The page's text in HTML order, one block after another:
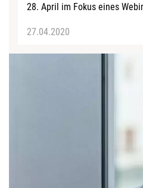
28. April im Fokus eines
27.04.2020